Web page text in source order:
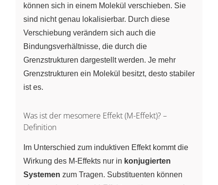
können sich in einem Molekül verschieben. Sie
sind nicht genau lokalisierbar. Durch diese
Verschiebung verändern sich auch die
Bindungsverhältnisse, die durch die
Grenzstrukturen dargestellt werden. Je mehr
Grenzstrukturen ein Molekül besitzt, desto stabiler
ist es.
Was ist der mesomere Effekt (M-Effekt)? –
Definition
Im Unterschied zum induktiven Effekt kommt die
Wirkung des M-Effekts nur in konjugierten
Systemen zum Tragen. Substituenten können